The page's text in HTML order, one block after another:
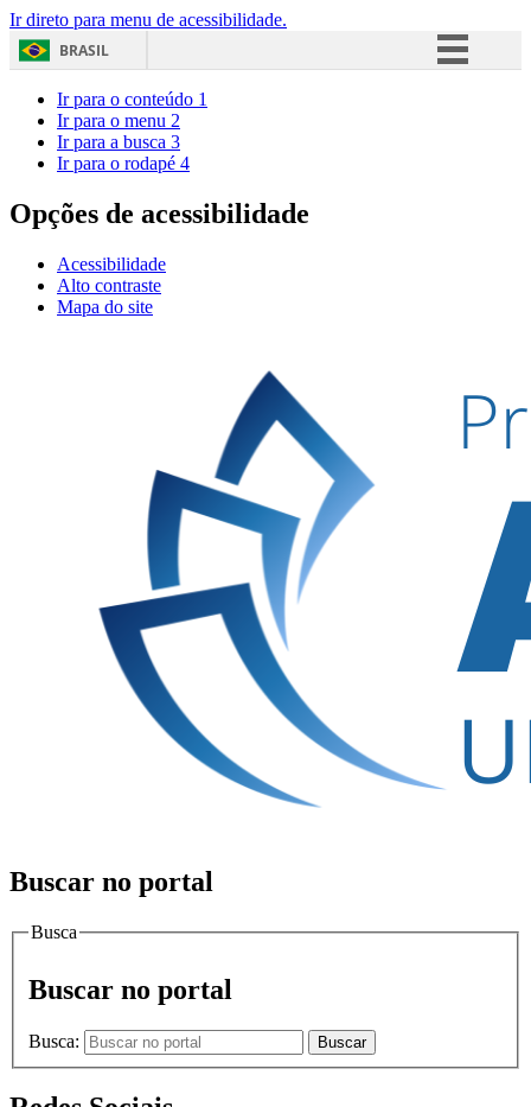
Ir direto para menu de acessibilidade.
BRASIL
Acesso à informação
Ir para o conteúdo 1
Ir para o menu 2
Ir para a busca 3
Ir para o rodapé 4
Opções de acessibilidade
Acessibilidade
Alto contraste
Mapa do site
Buscar no portal
Busca
Buscar no portal
Busca: Buscar